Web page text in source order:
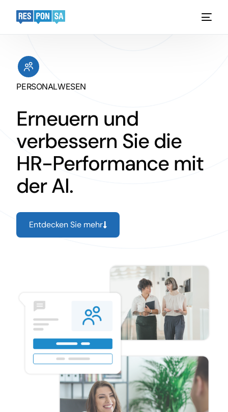
PERSONALWESEN
Erneuern und
verbessern Sie die
HR-Performance mit
der AI.
Entdecken Sie mehr
Platform
Funktionen
Case Studies
Preisgestaltung
Demo